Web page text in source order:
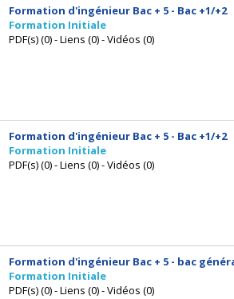
Formation d'ingénieur Bac + 5 - Bac +1/+2
Formation Initiale
PDF(s) (0) - Liens (0) - Vidéos (0)
Formation d'ingénieur Bac + 5 - Bac +1/+2
Formation Initiale
PDF(s) (0) - Liens (0) - Vidéos (0)
Formation d'ingénieur Bac + 5 - bac
Formation Initiale
PDF(s) (0) - Liens (0) - Vidéos (0)